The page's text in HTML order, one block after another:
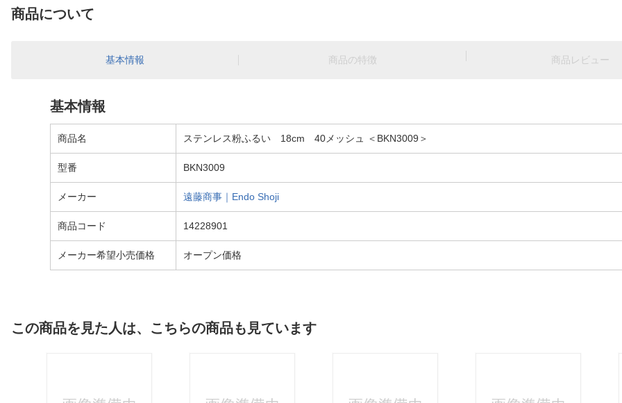
商品について
基本情報 商品の特徴 商品レビュー
基本情報
商品名 ステンレス粉ふるい 18cm 40メッシュ ＜BKN3009＞
型番 BKN3009
メーカー 遠藤商事｜Endo Shoji
商品コード 14228901
メーカー希望小売価格 オープン価格
この商品を見た人は、こちらの商品も見ています